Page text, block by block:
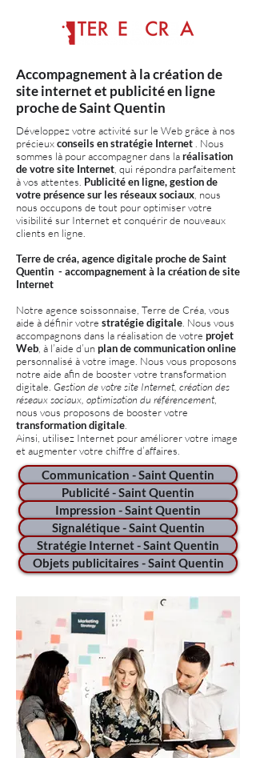
Accompagnement à la création de
site internet et publicité en ligne
proche de Saint Quentin
Développez votre activité sur le Web grâce à nos
précieuxconseils en stratégie Internet . Nous
sommes là pour accompagner dans laréalisation
de votre site Internet , qui répondra parfaitement
à vos attentes. Publicité en ligne, gestion de
votre présence sur les réseaux sociaux , nous
nous occupons de tout pour optimiser votre
visibilité sur Internet et conquérir de nouveaux
clients en ligne.
Terre de créa, agence digitale proche de Saint
Quentin - accompagnement à la création de site
Internet
Notre agence soissonnaise, Terre de Créa, vous
aide à définir votre stratégie digitale . Nous vous
accompagnons dans la réalisation de votre projet
Web , à l’aide d’unplan de communication online
personnalisé à votre image. Nous vous proposons
notre aide afin de booster votre transformation
digitale. Gestion de votre site Internet, création des
réseaux sociaux, optimisation du référencement,
nous vous proposons de booster votre
transformation digitale
Ainsi, utilisez Internet pour améliorer votre image
et augmenter votre chiffre d’affaires.
Communication - Saint Quentin
Publicité - Saint Quentin
Impression - Saint Quentin
Signalétique - Saint Quentin
Stratégie Internet - Saint Quentin
Objets publicitaires - Saint Quentin